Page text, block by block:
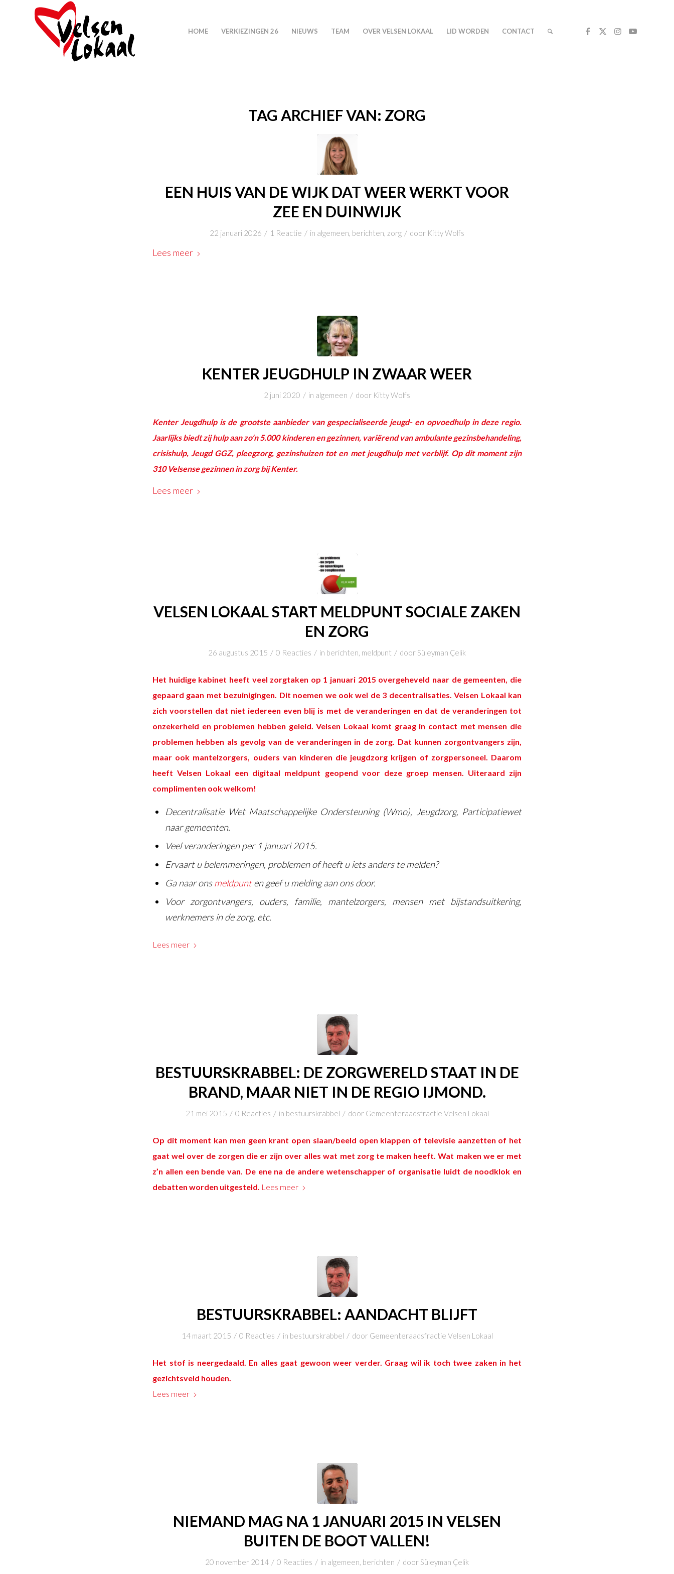
HOME VERKIEZINGEN 26 NIEUWS TEAM OVER VELSEN LOKAAL LID WORDEN CONTACT
TAG ARCHIEF VAN: ZORG
EEN HUIS VAN DE WIJK DAT WEER WERKT VOOR
ZEE EN DUINWIJK
22 januari 2026 / 1 Reactie / in algemeen, berichten, zorg / door Kitty Wolfs
Lees meer
KENTER JEUGDHULP IN ZWAAR WEER
2 juni 2020 / in algemeen / door Kitty Wolfs
Kenter Jeugdhulp is de grootste aanbieder van gespecialiseerde jeugd- en opvoedhulp in deze regio.
Jaarlijks biedt zij hulp aan zo’n 5.000 kinderen en gezinnen, variërend van ambulante gezinsbehandeling,
crisishulp, Jeugd GGZ, pleegzorg, gezinshuizen tot en met jeugdhulp met verblijf. Op dit moment zijn
310 Velsense gezinnen in zorg bij Kenter.
Lees meer
VELSEN LOKAAL START MELDPUNT SOCIALE ZAKEN
EN ZORG
26 augustus 2015 / 0 Reacties / in berichten, meldpunt / door Süleyman Çelik
Het huidige kabinet heeft veel zorgtaken op 1 januari 2015 overgeheveld naar de gemeenten, die
gepaard gaan met bezuinigingen. Dit noemen we ook wel de 3 decentralisaties. Velsen Lokaal kan
zich voorstellen dat niet iedereen even blij is met de veranderingen en dat de veranderingen tot
onzekerheid en problemen hebben geleid. Velsen Lokaal komt graag in contact met mensen die
problemen hebben als gevolg van de veranderingen in de zorg. Dat kunnen zorgontvangers zijn,
maar ook mantelzorgers, ouders van kinderen die jeugdzorg krijgen of zorgpersoneel. Daarom
heeft Velsen Lokaal een digitaal meldpunt geopend voor deze groep mensen. Uiteraard zijn
complimenten ook welkom!
Decentralisatie Wet Maatschappelijke Ondersteuning (Wmo), Jeugdzorg, Participatiewet
naar gemeenten.
Veel veranderingen per 1 januari 2015.
Ervaart u belemmeringen, problemen of heeft u iets anders te melden?
Ga naar onsmeldpunten geef u melding aan ons door.
Voor zorgontvangers, ouders, familie, mantelzorgers, mensen met bijstandsuitkering,
werknemers in de zorg, etc.
Lees meer
BESTUURSKRABBEL: DE ZORGWERELD STAAT IN DE
BRAND, MAAR NIET IN DE REGIO IJMOND.
21 mei 2015 / 0 Reacties / in bestuurskrabbel / door Gemeenteraadsfractie Velsen Lokaal
Op dit moment kan men geen krant open slaan/beeld open klappen of televisie aanzetten of het
gaat wel over de zorgen die er zijn over alles wat met zorg te maken heeft.Wat maken we er met
z’n allen een bende van. De ene na de andere wetenschapper of organisatie luidt de noodklok en
debatten worden uitgesteld. Lees meer
BESTUURSKRABBEL: AANDACHT BLIJFT
14 maart 2015 / 0 Reacties / in bestuurskrabbel / door Gemeenteraadsfractie Velsen Lokaal
Het stof is neergedaald. En alles gaat gewoon weer verder. Graag wil ik toch twee zaken in het
gezichtsveld houden.
Lees meer
NIEMAND MAG NA 1 JANUARI 2015 IN VELSEN
BUITEN DE BOOT VALLEN!
20 november 2014 / 0 Reacties / in algemeen, berichten / door Süleyman Çelik